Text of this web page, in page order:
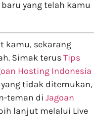
yang telah kamu
kamu, sekarang
Simak terusTips
Hosting Indonesia
tidak ditemukan,
teman di Jagoan
lanjut melalui Live